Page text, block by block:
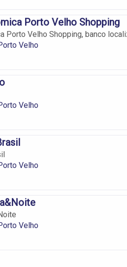
Porto Velho Shopping
Porto Velho Shopping, banco
Velho
Velho
Velho
Velho